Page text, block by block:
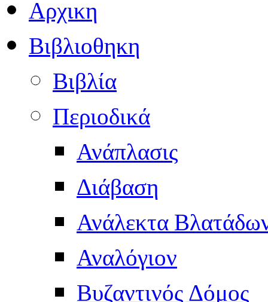
Αρχικη
Βιβλιοθηκη
Βιβλία
Περιοδικά
Ανάπλασις
Διάβαση
Ανάλεκτα
Αναλόγιον
Βυζαντινός Δόμος